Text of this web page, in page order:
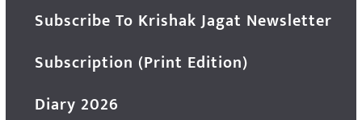
Subscribe To Krishak Jagat Newsletter
Subscription (Print Edition)
Diary 2026